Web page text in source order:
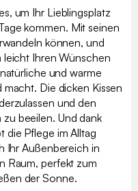
um Ihr Lieblingsplatz
kommen. Mit seinen
können, und
leicht Ihren Wünschen
und warme
Die dicken Kissen
und den
beeilen. Und dank
die Pflege im Alltag
Ihr Außenbereich in
Raum, perfekt zum
der Sonne.